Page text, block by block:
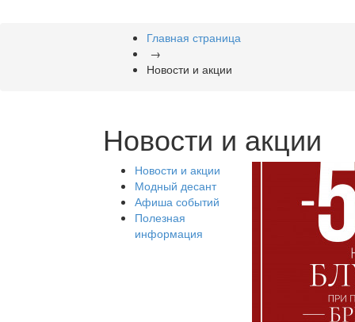
Главная страница
→
Новости и акции
Новости и акции
Новости и акции
Модный десант
Афиша событий
Полезная
информация